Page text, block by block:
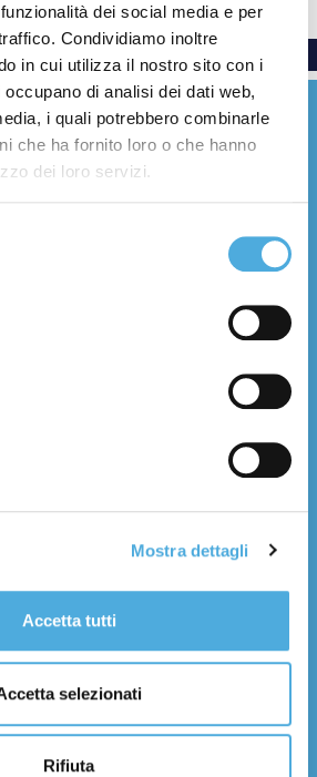
dei social media e per
Condividiamo inoltre
in cui utilizza il nostro sito con i
di analisi dei dati web,
i quali potrebbero combinarle
che ha fornito loro o che hanno
dei loro servizi.
Mostra dettagli
Accetta tutti
selezionati
Rifiuta
Threads